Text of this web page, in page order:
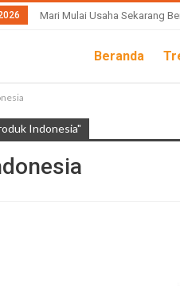
Mari Mulai Usaha Sekarang
Beranda
Indonesia"